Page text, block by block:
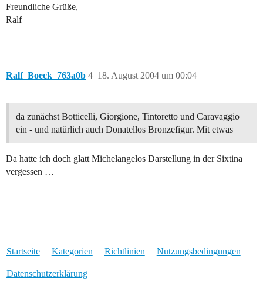
Freundliche Grüße,
Ralf
Ralf_Boeck_763a0b 18. August 2004 um 00:04
4
da zunächst Botticelli, Giorgione, Tintoretto und Caravaggio
ein - und natürlich auch Donatellos Bronzefigur. Mit etwas
Da hatte ich doch glatt Michelangelos Darstellung in der Sixtina
vergessen …
Startseite Kategorien Richtlinien Nutzungsbedingungen
Datenschutzerklärung